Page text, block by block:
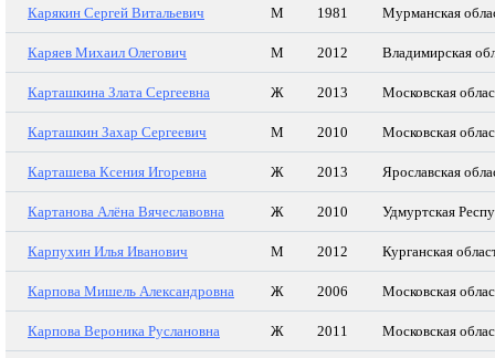
Карякин Сергей Витальевич М 1981 Мурманская
Каряев Михаил Олегович М 2012 Владимирская
Карташкина Злата Сергеевна Ж 2013 Московская
Карташкин Захар Сергеевич М 2010 Московская
Карташева Ксения Игоревна Ж 2013 Ярославская
Картанова Алёна Вячеславовна Ж 2010 Удмуртская
Карпухин Илья Иванович М 2012 Курганская
Карпова Мишель Александровна Ж 2006 Московская
Карпова Вероника Руслановна Ж 2011 Московская